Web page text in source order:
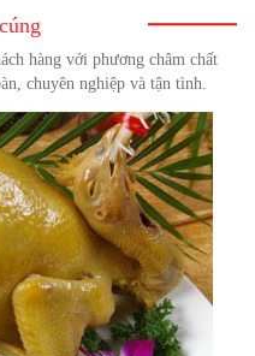
phẩm gà cúng
hàng với phương châm chất
chuyên nghiệp và tận tình.